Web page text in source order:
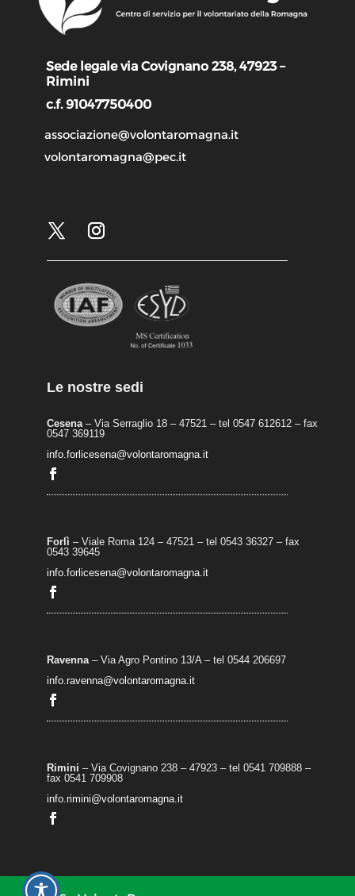
Sede legale via Covignano 238, 47923 –
Rimini
c.f. 91047750400
associazione@volontaromagna.it
volontaromagna@pec.it
Le nostre sedi
Cesena– Via Serraglio 18 – 47521 – tel 0547 612612 – fax
0547 369119
info.forlicesena@volontaromagna.it
Forlì – Viale Roma 124 – 47521 – tel 0543 36327 – fax
0543 39645
info.forlicesena@volontaromagna.it
Ravenna– Via Agro Pontino 13/A– tel 0544 206697
info.ravenna@volontaromagna.it
Rimini – Via Covignano 238 – 47923 – tel 0541 709888 –
fax 0541 709908
info.rimini@volontaromagna.it